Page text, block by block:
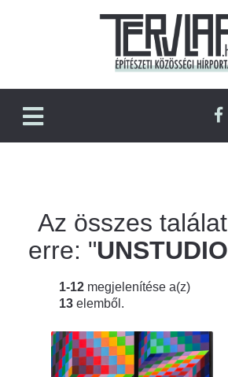
Az összes találat
erre: "UNSTUDIO
1-12 megjelenítése a(z)
13 elemből.